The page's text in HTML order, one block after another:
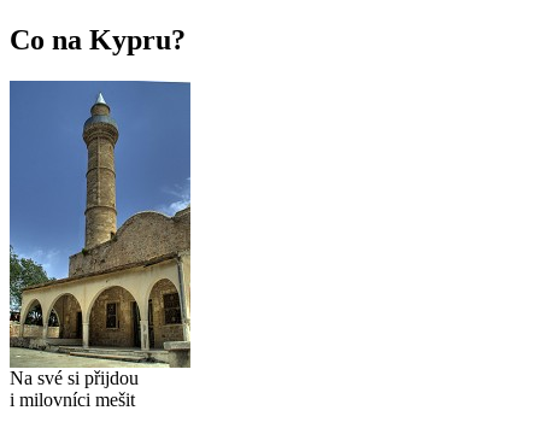
Co na Kypru?
Na své si přijdou
i milovníci mešit